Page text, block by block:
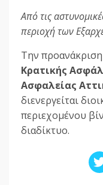
Από τις
περιοχή των
Την προανάκριση
Κρατικής
Ασφαλείας
διενεργείται
περιεχομένου
διαδίκτυο.